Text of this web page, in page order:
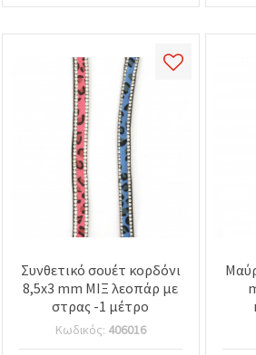
Συνθετικό σουέτ κορδόνι
8,5x3 mm ΜΙΞ λεοπάρ με
στρας -1 μέτρο
Κωδικός: 406016